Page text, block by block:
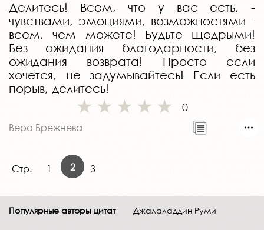
Делитесь! Всем, что у вас есть, -
чувствами, эмоциями, возможностями -
всем, чем можете! Будьте щедрыми!
Без ожидания благодарности, без
ожидания возврата! Просто если
хочется, не задумывайтесь! Если есть
порыв, делитесь!
0
Вера Брежнева
Стр. 1 2 3
Популярные авторы цитат Джалаладдин Руми